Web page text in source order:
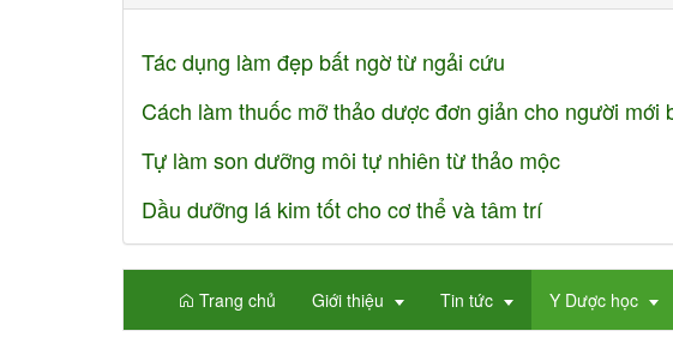
Tác dụng làm đẹp bất ngờ từ ngải cứu
Cách làm thuốc mỡ thảo dược đơn giản cho người mới
Tự làm son dưỡng môi tự nhiên từ thảo mộc
Dầu dưỡng lá kim tốt cho cơ thể và tâm trí
Trang chủ Giới thiệu Tin tức Y Dược học